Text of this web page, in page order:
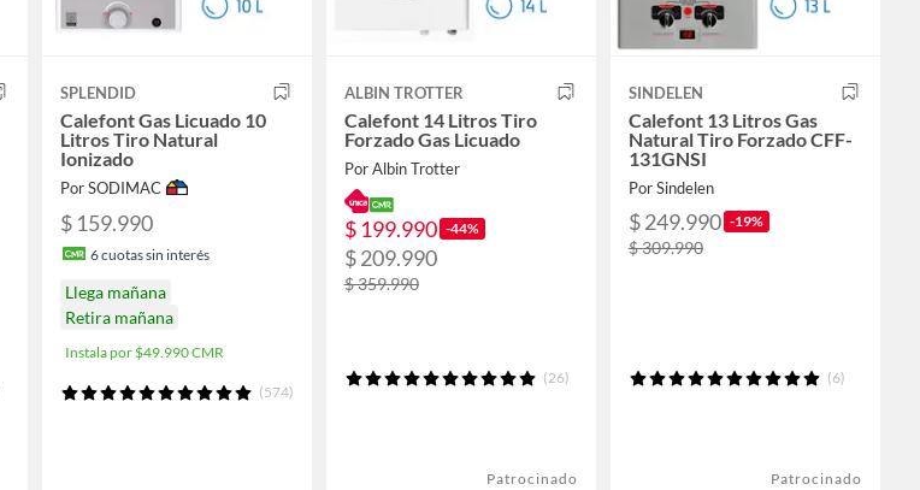
SPLENDID
Calefont Gas Licuado 10
Litros Tiro Natural
Ionizado
Por SODIMAC
$ 159.990
6cuotas sin interés
Llega mañana
Retira mañana
Instala por $49.990 CMR
(574)
ALBIN TROTTER
Calefont 14 Litros Tiro
Forzado Gas Licuado
Por Albin Trotter
$ 199.990 -44%
$ 209.990
$ 359.990
(26)
Patrocinado
SINDELEN
Calefont 13 Litros Gas
Natural Tiro Forzado CFF-
131GNSI
Por Sindelen
$ 249.990 -19%
$ 309.990
(6)
Patrocinado